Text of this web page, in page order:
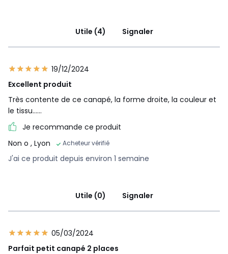
Utile (4) Signaler
19/12/2024
Excellent produit
Très contente de ce canapé, la forme droite, la couleur et
le tissu......
Je recommande ce produit
Non o , Lyon Acheteur vérifié
J'ai ce produit depuis environ 1 semaine
Utile (0) Signaler
05/03/2024
Parfait petit canapé 2 places